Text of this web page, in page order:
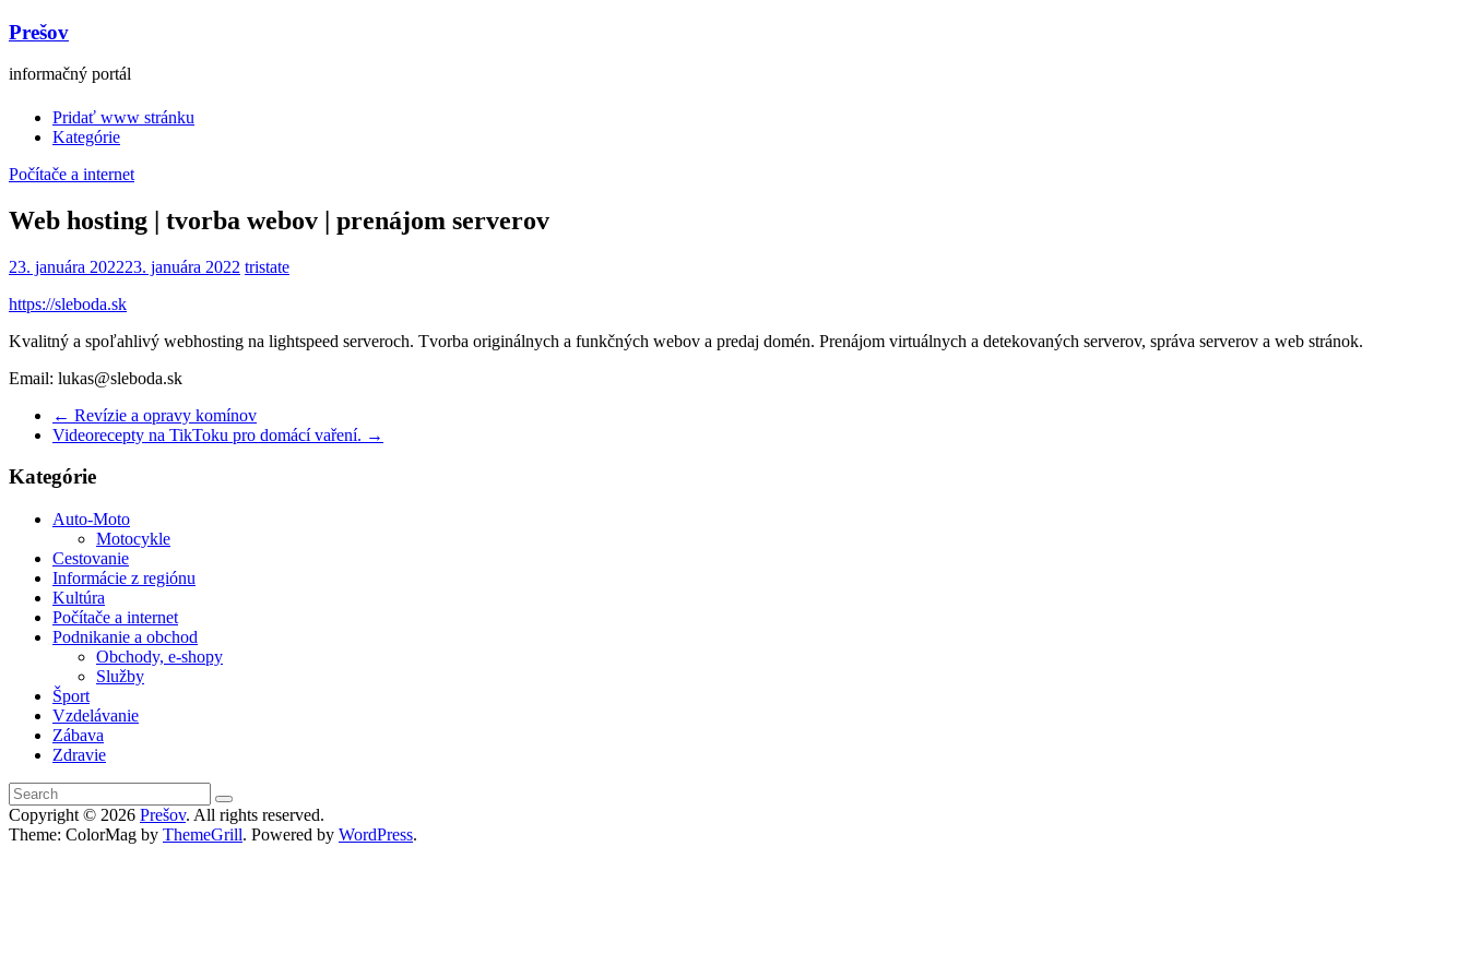
Prešov
informačný portál
Pridať www stránku
Kategórie
Počítače a internet
Web hosting | tvorba webov | prenájom serverov
23. januára 202223. januára 2022 tristate
https://sleboda.sk
Kvalitný a spoľahlivý webhosting na lightspeed serveroch. Tvorba originálnych a funkčných webov a predaj domén. Prenájom virtuálnych a detekovaných serverov, správa serverov a web stránok.
Email: lukas@sleboda.sk
← Revízie a opravy komínov
Videorecepty na TikToku pro domácí vaření. →
Kategórie
Auto-Moto
Motocykle
Cestovanie
Informácie z regiónu
Kultúra
Počítače a internet
Podnikanie a obchod
Obchody, e-shopy
Služby
Šport
Vzdelávanie
Zábava
Zdravie
Copyright © 2026 Prešov. All rights reserved.
Theme: ColorMag by ThemeGrill. Powered by WordPress.